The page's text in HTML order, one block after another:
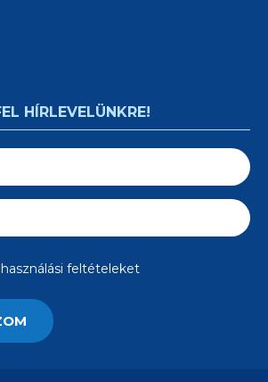
HÍRLEVELÜNKRE!
feltételeket